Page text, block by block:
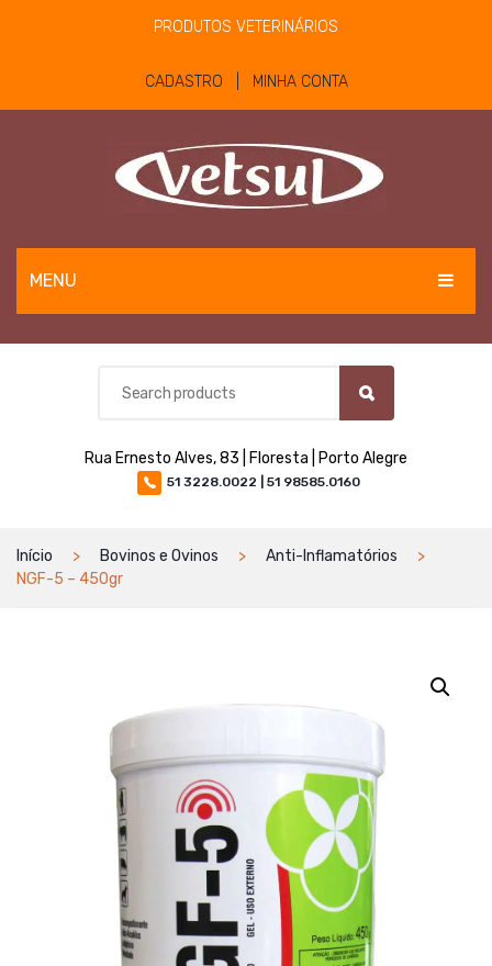
PRODUTOS VETERINÁRIOS
CADASTRO | MINHA CONTA
MENU
EQUINOS
BOVINOS E OVINOS
MATERIAIS E EQUIPAMENTOS
Rua Ernesto Alves, 83 | Floresta | Porto Alegre
51 3228.0022 | 51 98585.0160
Início Bovinos e Ovinos
Anti-Inflamatórios
NGF-5 – 450gr